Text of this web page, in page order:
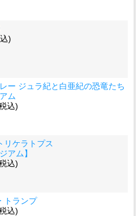
)
ー ジュラ紀と白亜紀の恐竜たち
ム
込)
リケラトプス
アム】
込)
トランプ
込)